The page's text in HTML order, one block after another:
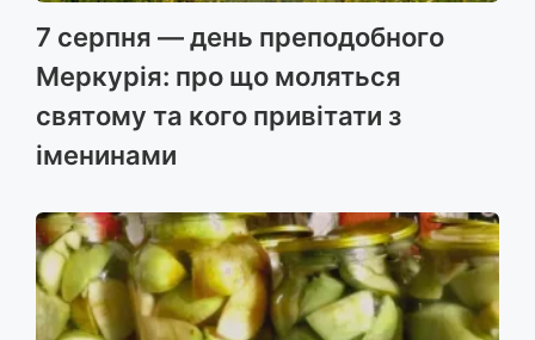
7 серпня — день преподобного
Меркурія: про що моляться
святому та кого привітати з
іменинами